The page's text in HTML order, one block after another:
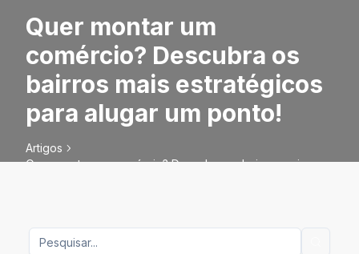
Quer montar um
comércio? Descubra os
bairros mais estratégicos
para alugar um ponto!
Artigos
Quer montar um comércio? Descubra os bairros mais